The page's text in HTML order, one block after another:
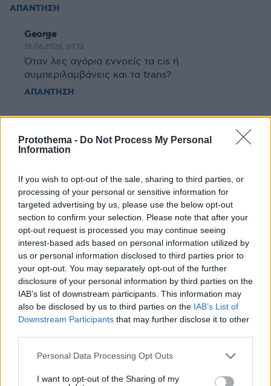
Protothema - Do Not Process My Personal
Information
If you wish to opt-out of the sale, sharing to third parties, or
processing of your personal or sensitive information for
targeted advertising by us, please use the below opt-out
section to confirm your selection. Please note that after your
opt-out request is processed you may continue seeing
interest-based ads based on personal information utilized by
us or personal information disclosed to third parties prior to
your opt-out. You may separately opt-out of the further
disclosure of your personal information by third parties on the
IAB’s list of downstream participants. This information may
also be disclosed by us to third parties on the IAB’s List of
Downstream Participants that may further disclose it to other
Please note that this website/app uses one or more Google
not limited to your visit or usage behaviour. You may click to
Personal Data Processing Opt Outs
I want to opt-out of the Sharing of my
ΑΠΑΝΤΗΣΗ
George
18.06.2026, 07:12
Όταν λες αγόρια εννοείς τα cis ή
συμπεριλαμβάνεις και τα trans?
ΑΠΑΝΤΗΣΗ
Στη σχολή τι
κάνουν το σάκο?
ΑΠΑΝΤΗΣΗ
Το χειρότερο απ'όλα
Το χειρότερο είναι τα υπόλοιπα κ@λόπαιδα που
τραβάνε βίντεο αντί να τις χωρίσουν. Αποτυχία
πλήρης. Αυτοί είναι οι αυριανοί ψηφορόροι, οι "δε
βρίσκω δουλειά", οι "που είναι το κράτος". Στα
τσακίδια.
ΑΠΑΝΤΗΣΗ
17.06.2026, 10:42